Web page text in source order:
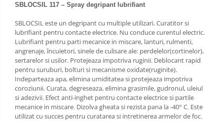
SBLOCSIL 117 – Spray degripant lubrifiant
SBLOCSIL este un degripant cu multiple utilizari. Curatitor si
lubrifiant pentru contacte electrice. Nu conduce curentul electric.
Lubrifiant pentru parti mecanice in miscare, lanturi, rulmenti,
angrenaje, încuietori, sinele de culisare ale: perdelelor(cortinelor),
sertarelor si usilor. Protejeaza impotriva ruginii. Deblocant rapid
pentru suruburi, bolturi si mecanisme oxidate(ruginite).
Indeparteaza apa, elimina umiditatea si protejeaza impotriva
coroziunii. Curata, degreseaza, elimina grasimile, gudronul, uleiul
si adezivii. Efect anti-inghet pentru contacte electrice si partile
mecanice in miscare. Dizolva gheata si rezista pana la -40° C. Este
utilizat cu succes pentru curatarea si intretinerea armelor de foc.